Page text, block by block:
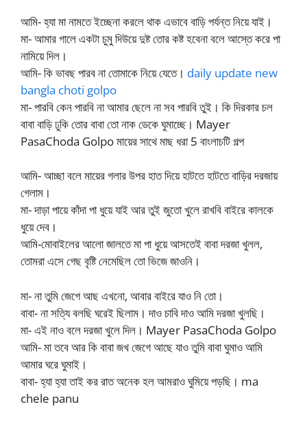
আমি- হ্যা মা নামতে ইচ্ছেনা করলে থাক এভাবে বাড়ি পর্যন্ত নিয়ে যাই।
মা- আমার গালে একটা চুমু দিউয়ে দুষ্ট তোর কষ্ট হবেনা বলে আস্তে করে পা
নামিয়ে দিল।
আমি- কি ভাবছ পারব না তোমাকে নিয়ে যেতে। daily update new
bangla choti golpo
মা- পারবি কেন পারবি না আমার ছেলে না সব পারবি তুই। কি দিরকার চল
বাবা বাড়ি ঢুকি তোর বাবা তো নাক ডেকে ঘুমাচ্ছে। Mayer
PasaChoda Golpo মায়ের সাথে মাছ ধরা 5 বাংলাচটি গল্প
আমি- আচ্ছা বলে মায়ের গলার উপর হাত দিয়ে হাটতে হাটতে বাড়ির দরজায়
গেলাম।
মা- দাড়া পায়ে কাঁদা পা ধুয়ে যাই আর তুই জুতো খুলে রাখবি বাইরে কালকে
ধুয়ে দেব।
আমি-মোবাইলের আলো জালতে মা পা ধুয়ে আসতেই বাবা দরজা খুলল,
তোমরা এসে গেছ বৃষ্টি নেমেছিল তো ভিজে জাওনি।
মা- না তুমি জেগে আছ এখনো, আবার বাইরে যাও নি তো।
বাবা- না সত্যি বলছি ঘরেই ছিলাম। দাও চাবি দাও আমি দরজা খুলছি।
মা- এই নাও বলে দরজা খুলে দিল। Mayer PasaChoda Golpo
আমি- মা তবে আর কি বাবা জখ জেগে আছে যাও তুমি বাবা ঘুমাও আমি
আমার ঘরে ঘুমাই।
বাবা- হ্যা হ্যা তাই কর রাত অনেক হল আমরাও ঘুমিয়ে পড়ছি। ma
chele panu